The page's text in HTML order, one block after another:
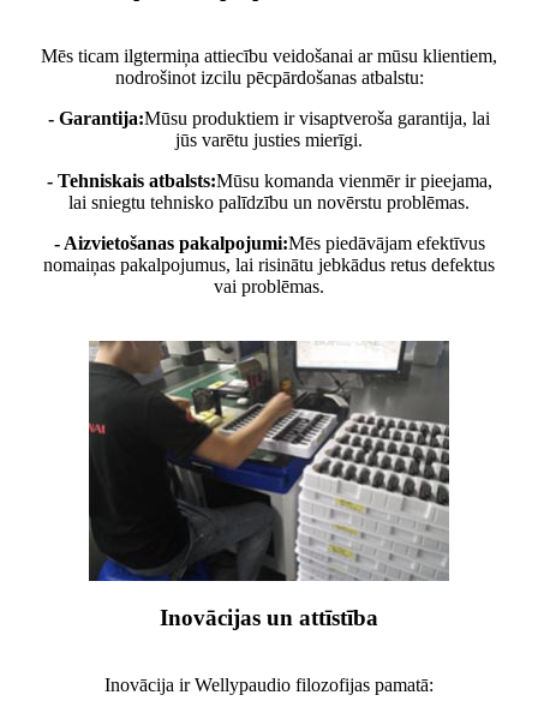
Mēs ticam ilgtermiņa attiecību veidošanai ar mūsu klientiem,
nodrošinot izcilu pēcpārdošanas atbalstu:
- Garantija:Mūsu produktiem ir visaptveroša garantija, lai
jūs varētu justies mierīgi.
- Tehniskais atbalsts:Mūsu komanda vienmēr ir pieejama,
lai sniegtu tehnisko palīdzību un novērstu problēmas.
- Aizvietošanas pakalpojumi:Mēs piedāvājam efektīvus
nomaiņas pakalpojumus, lai risinātu jebkādus retus defektus
vai problēmas.
Inovācijas un attīstība
Inovācija ir Wellypaudio filozofijas pamatā: